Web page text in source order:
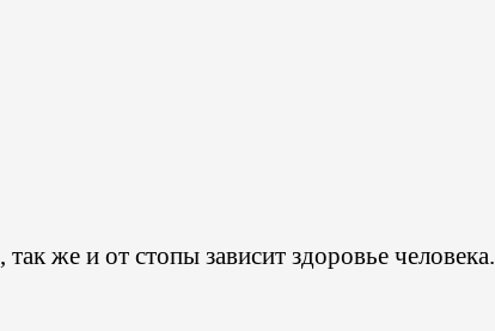
же и от стопы зависит здоровье человека.